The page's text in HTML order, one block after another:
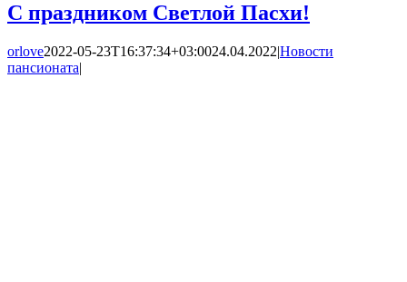
С праздником Светлой Пасхи!
orlove2022-05-23T16:37:34+03:0024.04.2022|Новости
пансионата|